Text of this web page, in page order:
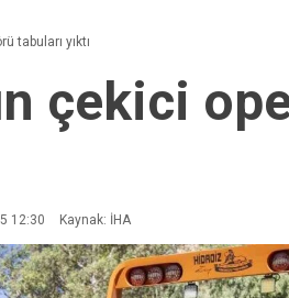
tabuları yıktı
çekici
12:30 Kaynak: İHA